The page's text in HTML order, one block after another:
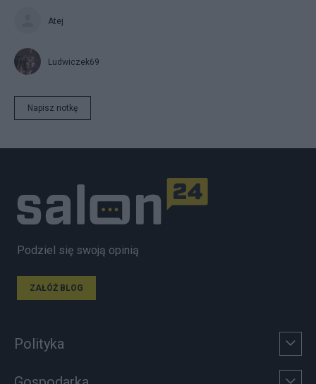
Atej
Ludwiczek69
Napisz notkę
Podziel się swoją opinią
ZAŁÓŻ BLOG
Polityka